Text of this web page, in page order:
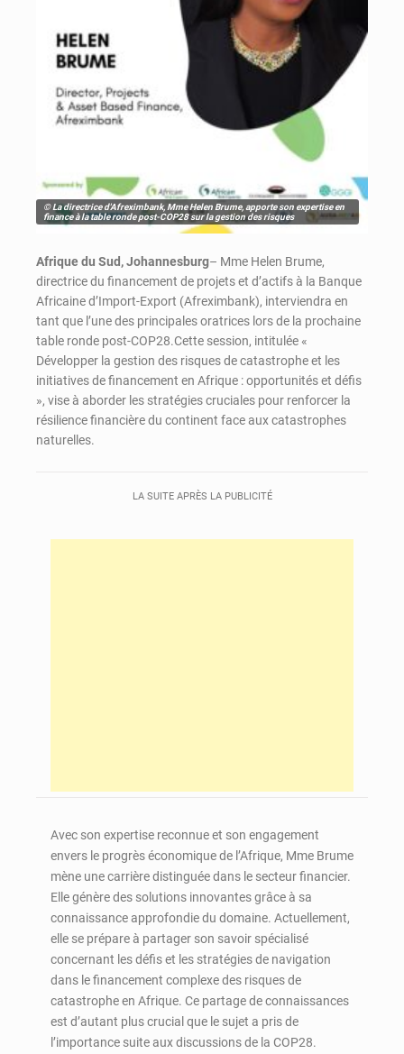
© La directrice d'Afreximbank, Mme Helen Brume, apporte son expertise en
finance à la table ronde post-COP28 sur la gestion des risques
Afrique du Sud, Johannesburg– Mme Helen Brume,
directrice du financement de projets et d’actifs à la Banque
Africaine d’Import-Export (Afreximbank), interviendra en
tant que l’une des principales oratrices lors de la prochaine
table ronde post-COP28.Cette session, intitulée «
Développer la gestion des risques de catastrophe et les
initiatives de financement en Afrique : opportunités et défis
», vise à aborder les stratégies cruciales pour renforcer la
résilience financière du continent face aux catastrophes
naturelles.
LA SUITE APRÈS LA PUBLICITÉ
Avec son expertise reconnue et son engagement
envers le progrès économique de l’Afrique, Mme Brume
mène une carrière distinguée dans le secteur financier.
Elle génère des solutions innovantes grâce à sa
connaissance approfondie du domaine. Actuellement,
elle se prépare à partager son savoir spécialisé
concernant les défis et les stratégies de navigation
dans le financement complexe des risques de
catastrophe en Afrique. Ce partage de connaissances
est d’autant plus crucial que le sujet a pris de
l’importance suite aux discussions de la COP28.